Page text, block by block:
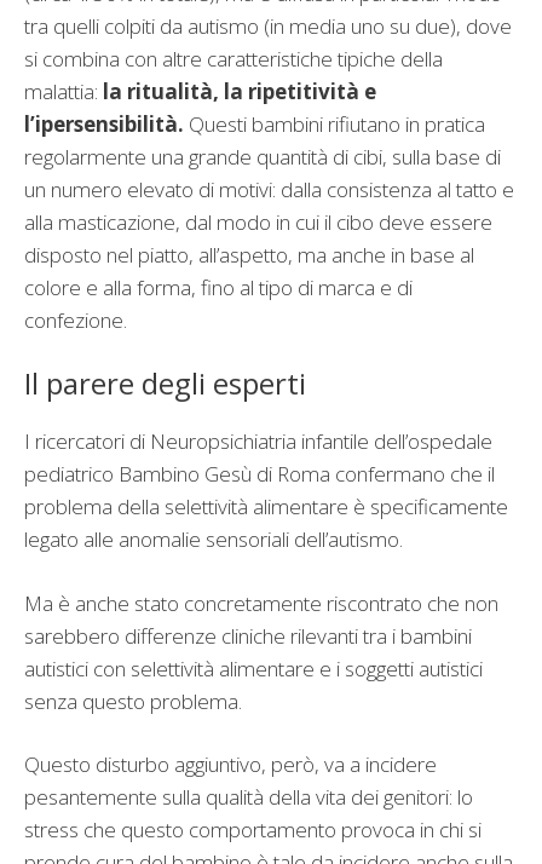
tra quelli colpiti da autismo (in media uno su due), dove
si combina con altre caratteristiche tipiche della
malattia: la ritualità, la ripetitività e
l’ipersensibilità. Questi bambini rifiutano in pratica
regolarmente una grande quantità di cibi, sulla base di
un numero elevato di motivi: dalla consistenza al tatto e
alla masticazione, dal modo in cui il cibo deve essere
disposto nel piatto, all’aspetto, ma anche in base al
colore e alla forma, fino al tipo di marca e di
confezione.
Il parere degli esperti
I ricercatori di Neuropsichiatria infantile dell’ospedale
pediatrico Bambino Gesù di Roma confermano che il
problema della selettività alimentare è specificamente
legato alle anomalie sensoriali dell’autismo.
Ma è anche stato concretamente riscontrato che non
sarebbero differenze cliniche rilevanti tra i bambini
autistici con selettività alimentare e i soggetti autistici
senza questo problema.
Questo disturbo aggiuntivo, però, va a incidere
pesantemente sulla qualità della vita dei genitori: lo
stress che questo comportamento provoca in chi si